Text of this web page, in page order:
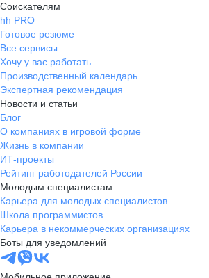
Соискателям
hh PRO
Готовое резюме
Все сервисы
Хочу у вас работать
Производственный календарь
Экспертная рекомендация
Новости и статьи
Блог
О компаниях в игровой форме
Жизнь в компании
ИТ-проекты
Рейтинг работодателей России
Молодым специалистам
Карьера для молодых специалистов
Школа программистов
Карьера в некоммерческих организациях
Боты для уведомлений